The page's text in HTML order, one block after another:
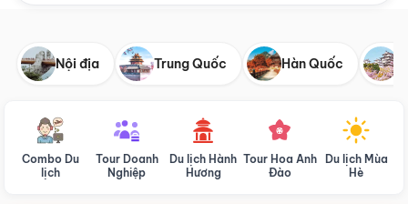
Nội địa Trung Quốc Hàn Quốc
Combo Du
lịch
Tour Doanh
Nghiệp
Du lịch Hành
Hương
Tour Hoa Anh
Đào
Du lịch Mùa
Hè